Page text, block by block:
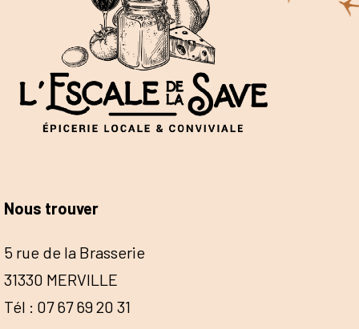
Nous trouver
5 rue de la Brasserie
31330 MERVILLE
Tél : 07 67 69 20 31